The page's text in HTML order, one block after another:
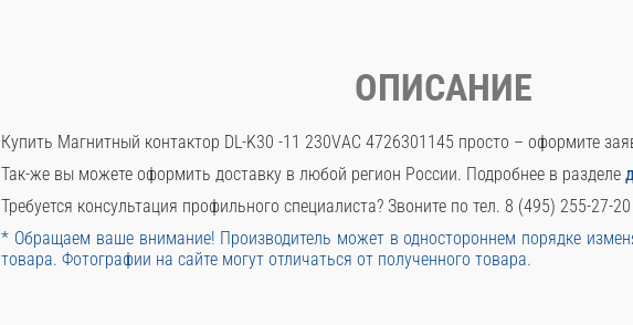
ОПИСАНИЕ
Купить Магнитный контактор DL-K30 -11 230VАС 4726301145 просто – оформите
Так-же вы можете оформить доставку в любой регион России. Подробнее в разделе
Требуется консультация профильного специалиста? Звоните по тел. 8 (495) 255-27-20
* Обращаем ваше внимание! Производитель может в одностороннем порядке
товара. Фотографии на сайте могут отличаться от полученного товара.